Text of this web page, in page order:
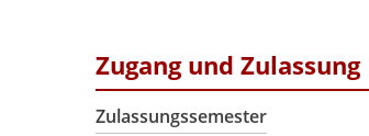
Zugang und Zulassung
Zulassungssemester